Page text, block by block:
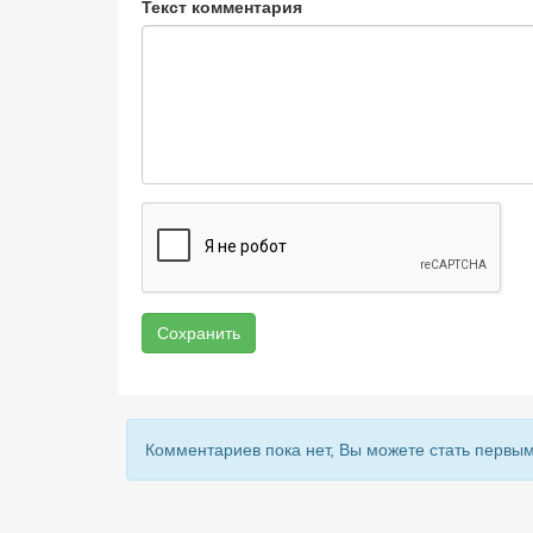
Текст комментария
Сохранить
Комментариев пока нет, Вы можете стать